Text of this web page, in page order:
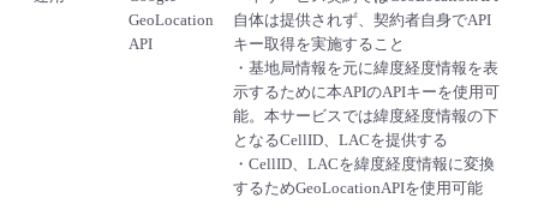
GeoLocation
API
自体は提供されず、契約者自身でAPI
キー取得を実施すること
・基地局情報を元に緯度経度情報を表
示するために本APIのAPIキーを使用可
能。本サービスでは緯度経度情報の下
となるCellID、LACを提供する
・CellID、LACを緯度経度情報に変換
するためGeoLocationAPIを使用可能